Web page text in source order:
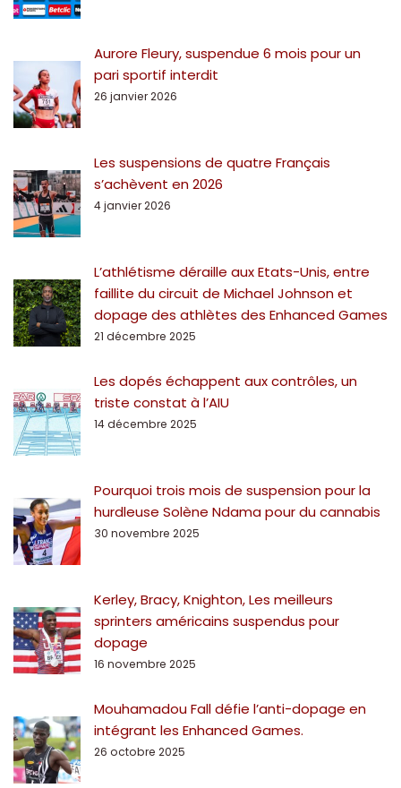
Aurore Fleury, suspendue 6 mois pour un
pari sportif interdit
26 janvier 2026
Les suspensions de quatre Français
s’achèvent en 2026
4 janvier 2026
L’athlétisme déraille aux Etats-Unis, entre
faillite du circuit de Michael Johnson et
dopage des athlètes des Enhanced Games
21 décembre 2025
Les dopés échappent aux contrôles, un
triste constat à l’AIU
14 décembre 2025
Pourquoi trois mois de suspension pour la
hurdleuse Solène Ndama pour du cannabis
30 novembre 2025
Kerley, Bracy, Knighton, Les meilleurs
sprinters américains suspendus pour
dopage
16 novembre 2025
Mouhamadou Fall défie l’anti-dopage en
intégrant les Enhanced Games.
26 octobre 2025